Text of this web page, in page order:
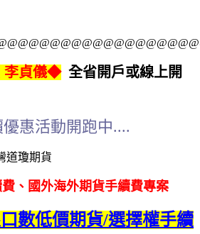
李貞儀◆ 全省開戶或線上開
惠活動開跑中....
、國外海外期貨手續費專案
數低價期貨/選擇權手續